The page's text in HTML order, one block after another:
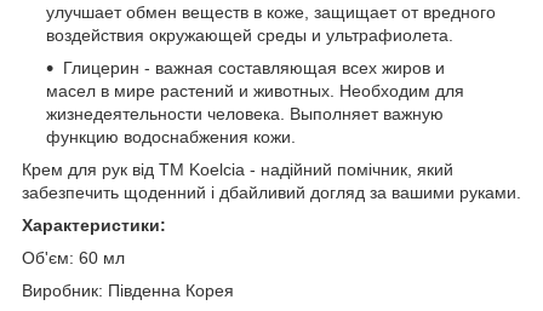
улучшает обмен веществ в коже, защищает от вредного
воздействия окружающей среды и ультрафиолета.
Глицерин - важная составляющая всех жиров и
масел в мире растений и животных. Необходим для
жизнедеятельности человека. Выполняет важную
функцию водоснабжения кожи.
Крем для рук від ТМ Koelcia - надійний помічник, який
забезпечить щоденний і дбайливий догляд за вашими руками.
Характеристики:
Об'єм: 60 мл
Виробник: Південна Корея